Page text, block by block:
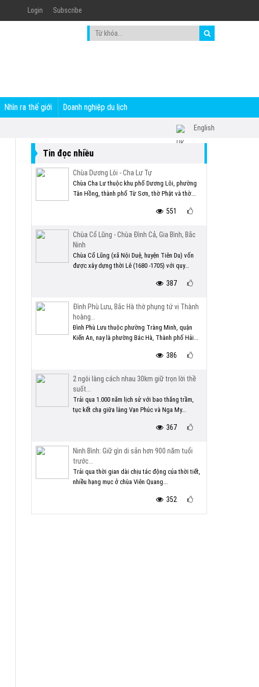
Login Subscribe
Nhìn ra thế giới Doanh nghiệp du lịch
English
Tin đọc nhiều
Chùa Dương Lôi - Cha Lư Tự
Chùa Cha Lư thuộc khu phố Dương Lôi, phường
Tân Hồng, thành phố Từ Sơn, thờ Phật và thờ...
551
Chùa Cổ Lũng - Chùa Đình Cả, Gia Bình, Bắc
Ninh
Chùa Cổ Lũng (xã Nội Duệ, huyện Tiên Du) vốn
được xây dựng thời Lê (1680 -1705) với quy...
387
Đình Phù Lưu, Bắc Hà thờ phụng tứ vị Thành
hoàng...
Đình Phù Lưu thuộc phường Tràng Minh, quận
Kiến An, nay là phường Bắc Hà, Thành phố Hải...
386
2 ngôi làng cách nhau 30km giữ trọn lời thề
suốt...
Trải qua 1.000 năm lịch sử với bao thăng trầm,
tục kết chạ giữa làng Vạn Phúc và Nga My...
367
Ninh Bình: Giữ gìn di sản hơn 900 năm tuổi
trước...
Trải qua thời gian dài chịu tác động của thời tiết,
nhiều hạng mục ở chùa Viên Quang...
352